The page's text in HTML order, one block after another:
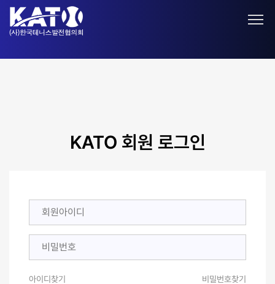
KATO 회원 로그인
아이디찾기 비밀번호찾기